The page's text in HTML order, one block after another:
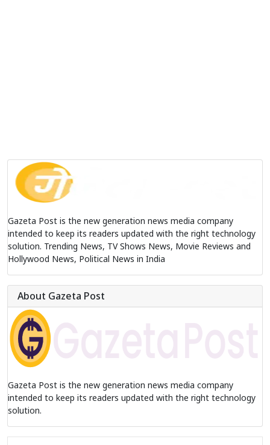
Gazeta Post is the new generation news media company
intended to keep its readers updated with the right technology
solution. Trending News, TV Shows News, Movie Reviews and
Hollywood News, Political News in India
About Gazeta Post
Gazeta Post is the new generation news media company
intended to keep its readers updated with the right technology
solution.